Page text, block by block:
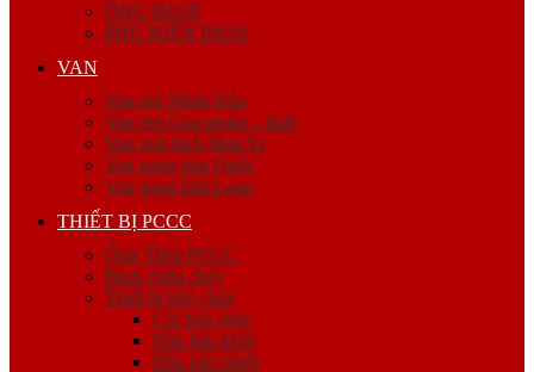
ỐNG INOX
PHỤ KIỆN INOX
VAN
Van ren Minh Hòa
Van ren Giacomini – Italy
Van mặt bích Shin Yi
Van gang hàn Quốc
Van gang Đài Loan
THIẾT BỊ PCCC
Ống Thép PCCC
Bình chữa cháy
Thiết bị báo cháy
Còi báo cháy
Đầu báo khói
Đầu báo nhiệt